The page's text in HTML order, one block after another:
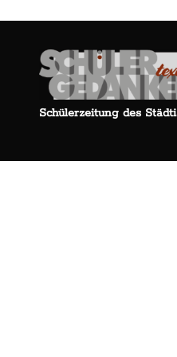
Schülerzeitung des